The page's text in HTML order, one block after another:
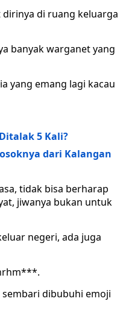
di ruang keluarga
banyak warganet yang
yang emang lagi kacau
5 Kali?
dari Kalangan
tidak bisa berharap
jiwanya bukan untuk
negeri, ada juga
dibubuhi emoji